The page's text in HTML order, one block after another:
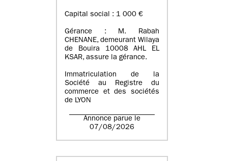
Capital social : 1 000 €
Gérance : M. Rabah
CHENANE, demeurant Wilaya
de Bouira 10008 AHL EL
KSAR, assure la gérance.
Immatriculation de la
Société au Registre du
commerce et des sociétés
de LYON
Annonce parue le
07/08/2026